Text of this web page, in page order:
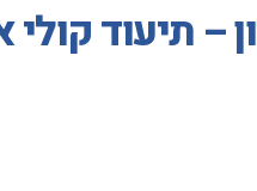
תיעוד קולי